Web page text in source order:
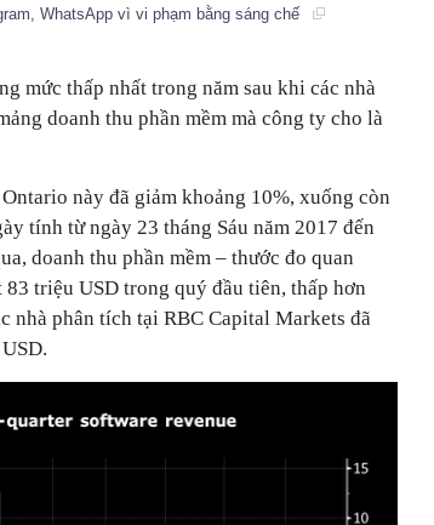
WhatsApp vì vi phạm bằng sáng chế
mức thấp nhất trong năm sau khi các nhà
doanh thu phần mềm mà công ty cho là
này đã giảm khoảng 10%, xuống còn
tính từ ngày 23 tháng Sáu năm 2017 đến
doanh thu phần mềm – thước đo quan
triệu USD trong quý đầu tiên, thấp hơn
nhà phân tích tại RBC Capital Markets đã